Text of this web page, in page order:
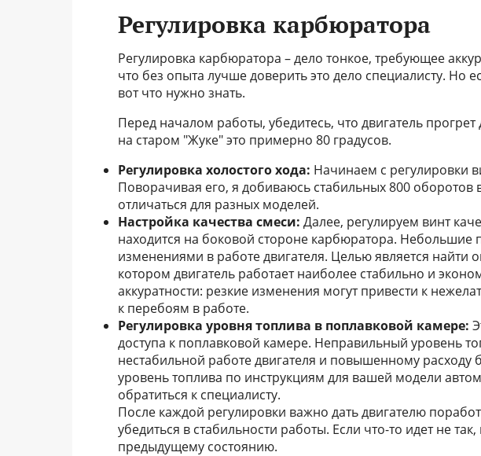
Регулировка карбюратора
Регулировка карбюратора – дело тонкое, требующее
что без опыта лучше доверить это дело специалисту. Но
вот что нужно знать.
Перед началом работы, убедитесь, что двигатель
на старом "Жуке" это примерно 80 градусов.
Регулировка холостого хода: Начинаем с регулировки
Поворачивая его, я добиваюсь стабильных 800 оборотов
отличаться для разных моделей.
Настройка качества смеси: Далее, регулируем винт
находится на боковой стороне карбюратора. Небольшие
изменениями в работе двигателя. Целью является найти
котором двигатель работает наиболее стабильно и
аккуратности: резкие изменения могут привести к
к перебоям в работе.
Регулировка уровня топлива в поплавковой камере:
доступа к поплавковой камере. Неправильный уровень
нестабильной работе двигателя и повышенному
уровень топлива по инструкциям для вашей модели
обратиться к специалисту.
После каждой регулировки важно дать двигателю
убедиться в стабильности работы. Если что-то идет не
предыдущему состоянию.